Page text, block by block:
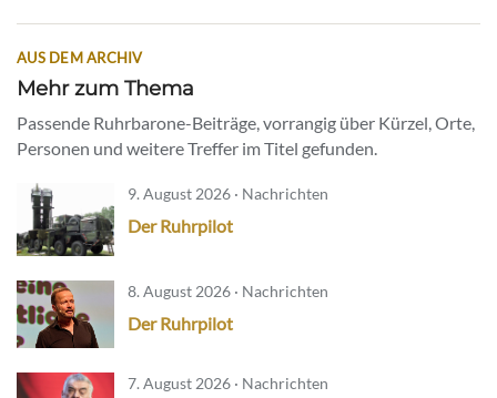
AUS DEM ARCHIV
Mehr zum Thema
Passende Ruhrbarone-Beiträge, vorrangig über Kürzel, Orte,
Personen und weitere Treffer im Titel gefunden.
9. August 2026 · Nachrichten
Der Ruhrpilot
8. August 2026 · Nachrichten
Der Ruhrpilot
7. August 2026 · Nachrichten